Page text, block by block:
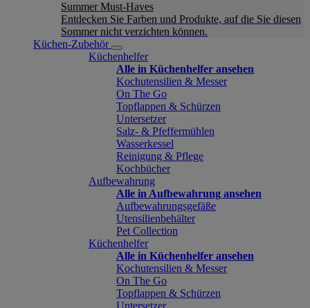
Summer Must-Haves
Entdecken Sie Farben und Produkte, auf die Sie diesen
Sommer nicht verzichten können.
Küchen-Zubehör
Küchenhelfer
Alle in Küchenhelfer ansehen
Kochutensilien & Messer
On The Go
Topflappen & Schürzen
Untersetzer
Salz- & Pfeffermühlen
Wasserkessel
Reinigung & Pflege
Kochbücher
Aufbewahrung
Alle in Aufbewahrung ansehen
Aufbewahrungsgefäße
Utensilienbehälter
Pet Collection
Küchenhelfer
Alle in Küchenhelfer ansehen
Kochutensilien & Messer
On The Go
Topflappen & Schürzen
Untersetzer